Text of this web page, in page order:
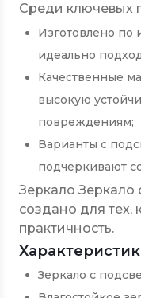
Среди ключевых
Изготовлено по
идеально
Качественные
высокую
повреждениям;
Варианты с
подчеркивают
Зеркало Зеркало
создано для тех,
практичность.
Зеркало с